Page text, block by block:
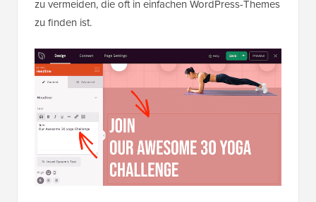
zu vermeiden, die oft in einfachen WordPress-Themes
zu finden ist.